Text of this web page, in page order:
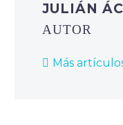
JULIÁN
AUTOR
Más